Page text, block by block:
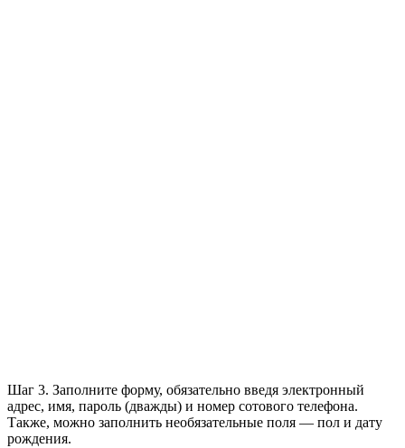
Шаг 3. Заполните форму, обязательно введя электронный
адрес, имя, пароль (дважды) и номер сотового телефона.
Также, можно заполнить необязательные поля — пол и дату
рождения.